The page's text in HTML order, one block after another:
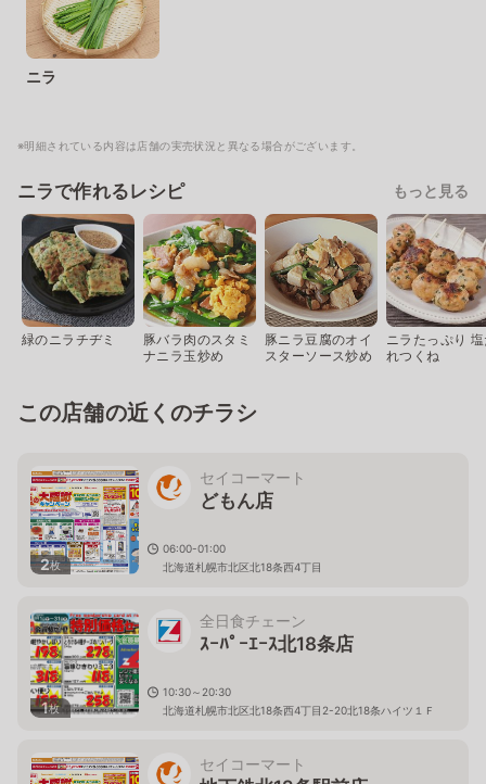
ニラ
※明細されている内容は店舗の実売状況と異なる場合がございます。
ニラで作れるレシピ もっと見る
緑のニラチヂミ
豚バラ肉のスタミ
ナニラ玉炒め
豚ニラ豆腐のオイ
スターソース炒め
ニラたっぷり
れつくね
この店舗の近くのチラシ
2枚
セイコーマート
どもん店
06:00-01:00
北海道札幌市北区北18条西4丁目
1枚
全日食チェーン
ｽｰﾊﾟｰｴｰｽ北18条店
10:30～20:30
北海道札幌市北区北18条西4丁目2-20北18条ハイツ１Ｆ
セイコーマート